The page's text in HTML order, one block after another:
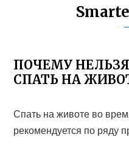
ПОЧЕМУ
СПАТЬ НА
Спать на животе во
рекомендуется по ряду